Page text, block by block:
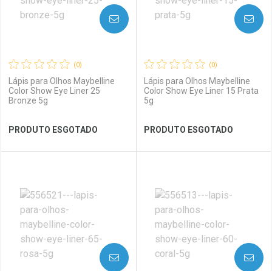
Ver Desconto Convênio Ver Desconto Convênio
(0)
Lápis para Olhos Maybelline
Color Show Eye Liner 25
Bronze 5g
PRODUTO ESGOTADO
AVISE-ME
Laboratório
Por Menos
(0)
Lápis para Olhos Maybelline
Color Show Eye Liner 15 Prata
5g
PRODUTO ESGOTADO
AVISE-ME
Laboratório
Por Menos
AVISE-ME AVISE-ME